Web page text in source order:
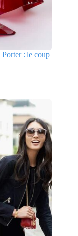
: le coup